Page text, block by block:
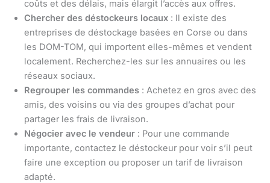
coûts et des délais, mais élargit l’accès aux offres.
Chercher des déstockeurs locaux : Il existe des
entreprises de déstockage basées en Corse ou dans
les DOM-TOM, qui importent elles-mêmes et vendent
localement. Recherchez-les sur les annuaires ou les
réseaux sociaux.
Regrouper les commandes : Achetez en gros avec des
amis, des voisins ou via des groupes d’achat pour
partager les frais de livraison.
Négocier avec le vendeur : Pour une commande
importante, contactez le déstockeur pour voir s’il peut
faire une exception ou proposer un tarif de livraison
adapté.